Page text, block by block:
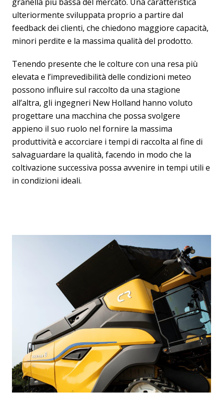
ulteriormente sviluppata proprio a partire dal
feedback dei clienti, che chiedono maggiore capacità,
minori perdite e la massima qualità del prodotto.
Tenendo presente che le colture con una resa più
elevata e l’imprevedibilità delle condizioni meteo
possono influire sul raccolto da una stagione
all’altra, gli ingegneri New Holland hanno voluto
progettare una macchina che possa svolgere
appieno il suo ruolo nel fornire la massima
produttività e accorciare i tempi di raccolta al fine di
salvaguardare la qualità, facendo in modo che la
coltivazione successiva possa avvenire in tempi utili e
in condizioni ideali.